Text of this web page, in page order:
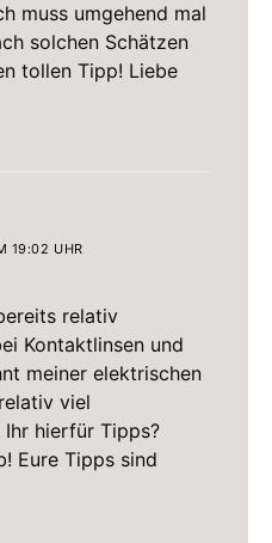
muss umgehend mal
solchen Schätzen
tollen Tipp! Liebe
19:02 UHR
relativ
Kontaktlinsen und
meiner elektrischen
viel
hierfür Tipps?
Eure Tipps sind